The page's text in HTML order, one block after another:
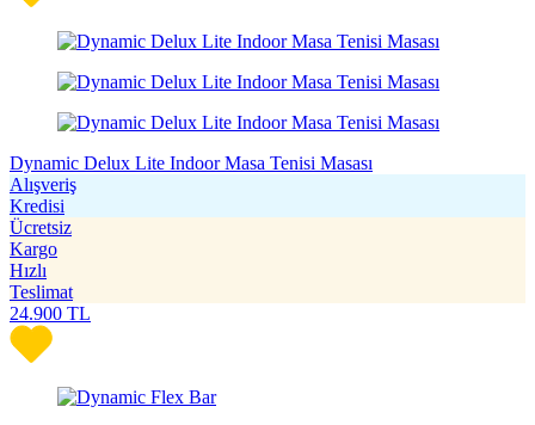
Dynamic Delux Lite Indoor Masa Tenisi Masası
Alışveriş
Kredisi
Ücretsiz
Kargo
Hızlı
Teslimat
24.900 TL